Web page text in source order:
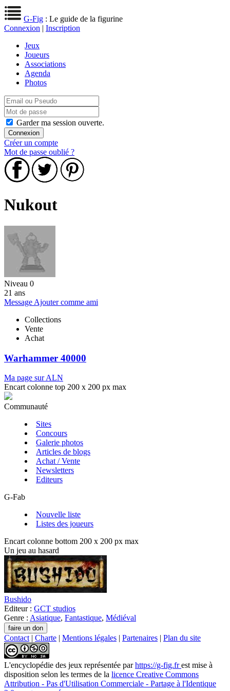
G-Fig : Le guide de la figurine
Connexion | Inscription
Jeux
Joueurs
Associations
Agenda
Photos
Garder ma session ouverte.
Créer un compte
Mot de passe oublié ?
Nukout
Niveau 0
21 ans
Message Ajouter comme ami
Collections
Vente
Achat
Warhammer 40000
Ma page sur ALN
Encart colonne top 200 x 200 px max
Communauté
Sites
Concours
Galerie photos
Articles de blogs
Achat / Vente
Newsletters
Editeurs
G-Fab
Nouvelle liste
Listes des joueurs
Encart colonne bottom 200 x 200 px max
Un jeu au hasard
Bushido
Editeur : GCT studios
Genre : Asiatique, Fantastique, Médiéval
Contact | Charte | Mentions légales | Partenaires | Plan du site
L'encyclopédie des jeux représentée parhttps://g-fig.frest mise à
disposition selon les termes de la licence Creative Commons
Attribution - Pas d'Utilisation Commerciale - Partage à l'Identique